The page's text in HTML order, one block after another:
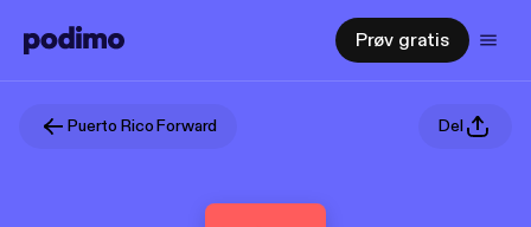
Prøv gratis
Puerto Rico Forward Del